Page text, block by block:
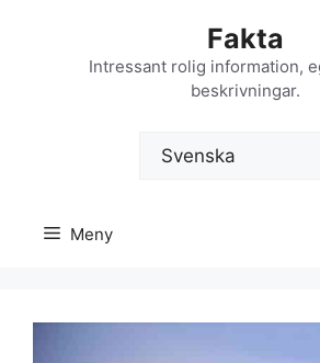
Fakta
Intressant rolig information,
beskrivningar.
Välj
Meny